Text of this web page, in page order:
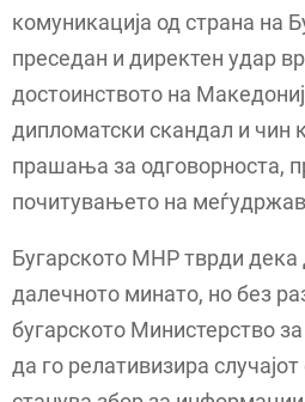
комуникација од страна на
преседан и директен удар
достоинството на
дипломатски скандал и чин
прашања за одговорноста,
почитувањето на
Бугарското МНР тврди дека
далечното минато, но без
бугарското Министерство
да го релативизира